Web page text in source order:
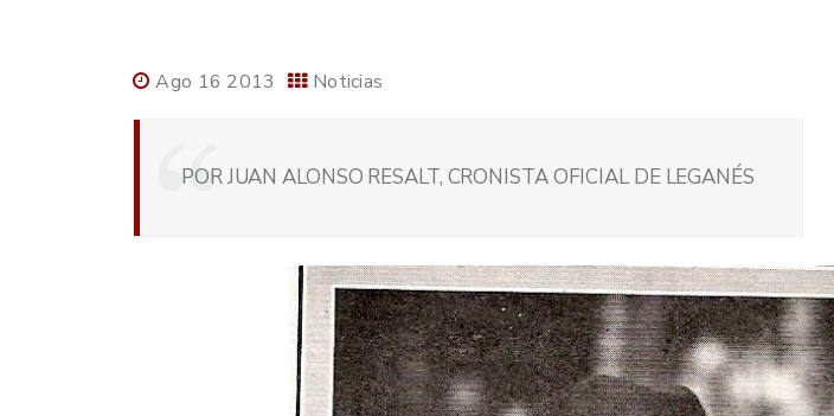
Ago 16 2013 Noticias
POR JUAN ALONSO RESALT, CRONISTA OFICIAL DE LEGANÉS